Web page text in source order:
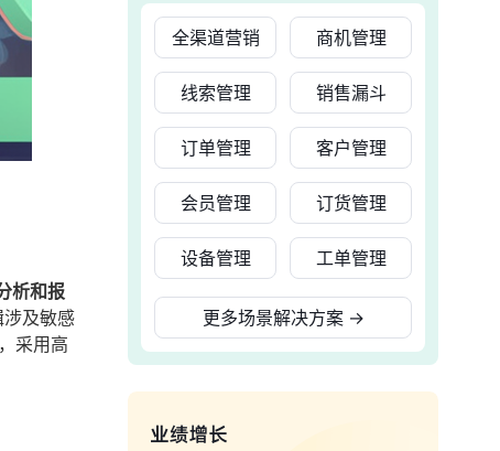
析和报
及敏感
采用高
全渠道营销 商机管理
线索管理 销售漏斗
订单管理 客户管理
会员管理 订货管理
设备管理 工单管理
更多场景解决方案 →